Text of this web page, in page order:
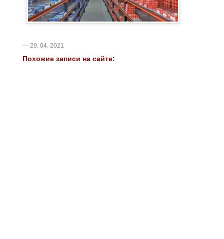
— 29. 04. 2021
Похожие записи на сайте: